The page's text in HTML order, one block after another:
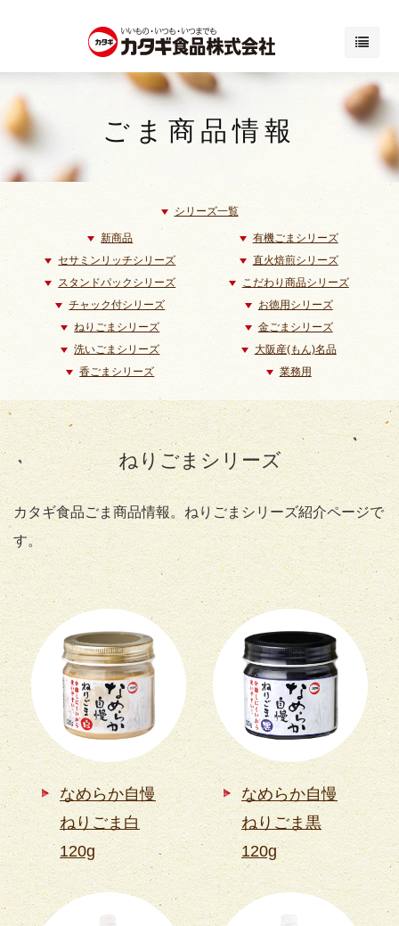
ごま商品情報
シリーズ一覧
新商品
有機ごまシリーズ
セサミンリッチシリーズ
直火焙煎シリーズ
スタンドパックシリーズ
こだわり商品シリーズ
チャック付シリーズ
お徳用シリーズ
ねりごまシリーズ
金ごまシリーズ
洗いごまシリーズ
大阪産(もん)名品
香ごまシリーズ
業務用
ねりごまシリーズ
カタギ食品ごま商品情報。ねりごまシリーズ紹介ページで
す。
なめらか自慢
ねりごま白
120g
なめらか自慢
ねりごま黒
120g